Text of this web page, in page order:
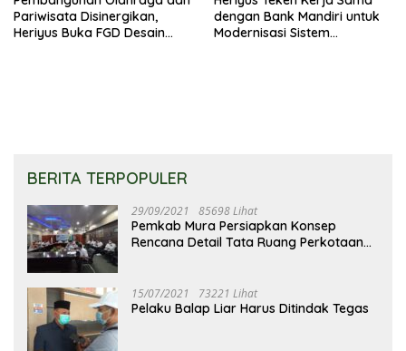
Pariwisata Disinergikan,
Heriyus Buka FGD Desain
dengan Bank Mandiri untuk
Modernisasi Sistem
BERITA TERPOPULER
29/09/2021 85698 Lihat
Pemkab Mura Persiapkan Konsep
Rencana Detail Tata Ruang Perkotaan
15/07/2021 73221 Lihat
Pelaku Balap Liar Harus Ditindak Tegas